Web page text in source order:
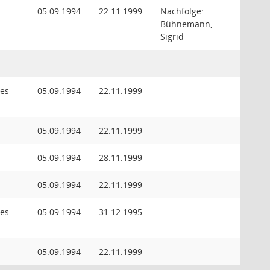
05.09.1994 22.11.1999
Nachfolge:
Bühnemann,
Sigrid
05.09.1994 22.11.1999
05.09.1994 22.11.1999
05.09.1994 28.11.1999
05.09.1994 22.11.1999
05.09.1994 31.12.1995
05.09.1994 22.11.1999